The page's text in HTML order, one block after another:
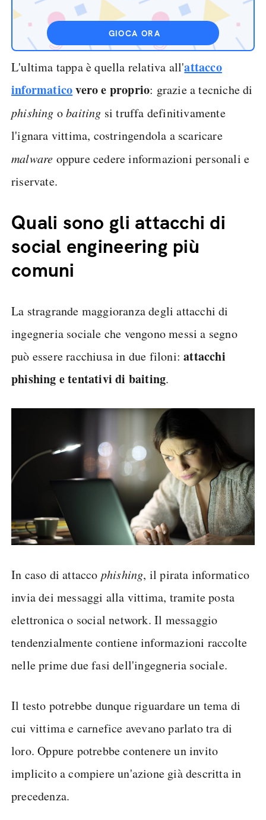
GIOCA ORA
L'ultima tappa è quella relativa all'attacco
informaticovero e proprio: grazie a tecniche di
phishing obaiting si truffa definitivamente
l'ignara vittima, costringendola a scaricare
malware oppure cedere informazioni personali e
riservate.
Quali sono gli attacchi di
social engineering più
comuni
La stragrande maggioranza degli attacchi di
ingegneria sociale che vengono messi a segno
può essere racchiusa in due filoni:attacchi
phishing e tentativi di baiting.
In caso di attacco phishing, il pirata informatico
invia dei messaggi alla vittima, tramite posta
elettronica o social network. Il messaggio
tendenzialmente contiene informazioni raccolte
nelle prime due fasi dell'ingegneria sociale.
Il testo potrebbe dunque riguardare un tema di
cui vittima e carnefice avevano parlato tra di
loro. Oppure potrebbe contenere un invito
implicito a compiere un'azione già descritta in
precedenza.